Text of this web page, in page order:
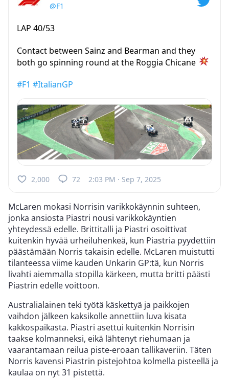
@F1
LAP 40/53
Contact between Sainz and Bearman and they
both go spinning round at the Roggia Chicane
#F1 #ItalianGP
2,000 72 2:03 PM · Sep 7, 2025
McLaren mokasi Norrisin varikkokäynnin suhteen,
jonka ansiosta Piastri nousi varikkokäyntien
yhteydessä edelle. Brittitalli ja Piastri osoittivat
kuitenkin hyvää urheiluhenkeä, kun Piastria pyydettiin
päästämään Norris takaisin edelle. McLaren muistutti
tilanteessa viime kauden Unkarin GP:tä, kun Norris
livahti aiemmalla stopilla kärkeen, mutta britti päästi
Piastrin edelle voittoon.
Australialainen teki työtä käskettyä ja paikkojen
vaihdon jälkeen kaksikolle annettiin luva kisata
kakkospaikasta. Piastri asettui kuitenkin Norrisin
taakse kolmanneksi, eikä lähtenyt riehumaan ja
vaarantamaan reilua piste-eroaan tallikaveriin. Täten
Norris kavensi Piastrin pistejohtoa kolmella pisteellä ja
kaulaa on nyt 31 pistettä.